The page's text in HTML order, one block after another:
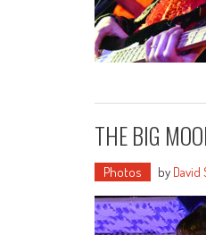
THE BIG
Photos by David